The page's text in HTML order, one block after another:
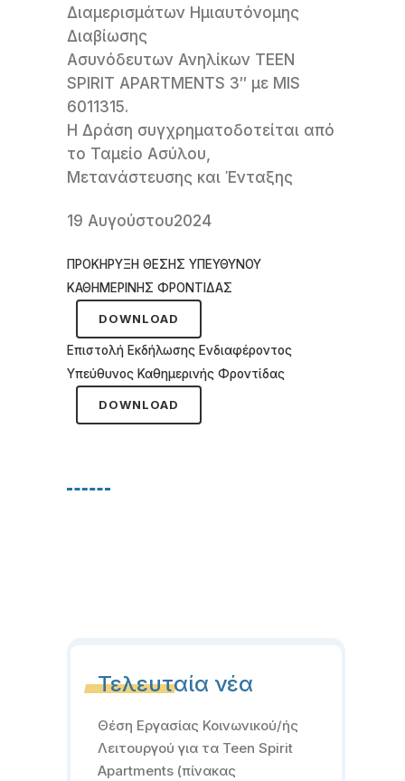
Διαμερισμάτων Ημιαυτόνομης
Διαβίωσης
Ασυνόδευτων Ανηλίκων TEEN
SPIRIT APARTMENTS 3″ με MIS
6011315.
Η Δράση συγχρηματοδοτείται από
το Ταμείο Ασύλου,
Μετανάστευσης και Ένταξης
19 Αυγούστου2024
ΠΡΟΚΗΡΥΞΗ ΘΕΣΗΣ ΥΠΕΥΘΥΝΟΥ
ΚΑΘΗΜΕΡΙΝΗΣ ΦΡΟΝΤΙΔΑΣ
DOWNLOAD
Επιστολή Εκδήλωσης Ενδιαφέροντος
Υπεύθυνος Καθημερινής Φροντίδας
DOWNLOAD
Τελευταία νέα
Θέση Εργασίας Κοινωνικού/ής
Λειτουργού για τα Teen Spirit
Apartments (πίνακας